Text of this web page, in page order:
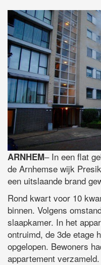
ARNHEM– In een flat
de Arnhemse wijk
een uitslaande brand
Rond kwart voor 10
binnen. Volgens
slaapkamer. In het
ontruimd, de 3de etage
opgelopen. Bewoners
appartement verzameld.